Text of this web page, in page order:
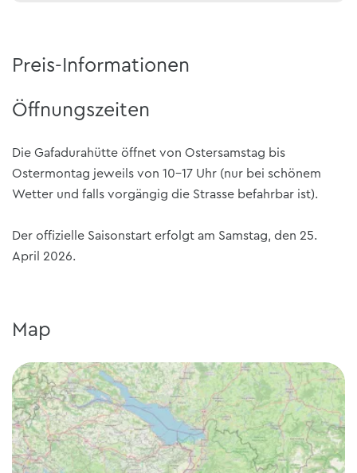
Preis-Informationen
Öffnungszeiten
Die Gafadurahütte öffnet von Ostersamstag bis
Ostermontag jeweils von 10-17 Uhr (nur bei schönem
Wetter und falls vorgängig die Strasse befahrbar ist).
Der offizielle Saisonstart erfolgt am Samstag, den 25.
April 2026.
Map